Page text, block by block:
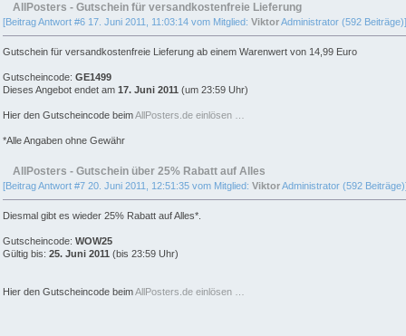
AllPosters - Gutschein für versandkostenfreie Lieferung
[Beitrag Antwort #6 17. Juni 2011, 11:03:14 vom Mitglied: ViktorAdministrator (592 Beiträge)]
Gutschein für versandkostenfreie Lieferung ab einem Warenwert von 14,99 Euro
Gutscheincode: GE1499
Dieses Angebot endet am 17. Juni 2011 (um 23:59 Uhr)
Hier den Gutscheincode beimAllPosters.de einlösen …
*Alle Angaben ohne Gewähr
AllPosters - Gutschein über 25% Rabatt auf Alles
[Beitrag Antwort #7 20. Juni 2011, 12:51:35 vom Mitglied: ViktorAdministrator (592
Diesmal gibt es wieder 25% Rabatt auf Alles*.
Gutscheincode: WOW25
Gültig bis: 25. Juni 2011 (bis 23:59 Uhr)
Hier den Gutscheincode beimAllPosters.de einlösen …